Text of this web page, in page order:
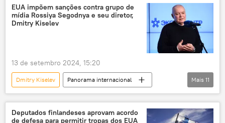
Tesouro
Rossiya Segodnya
Rússia
Sputnik
Washington
EUA impõem sanções contra grupo de
mídia Rossiya Segodnya e seu diretor,
Dmitry Kiselev
13 de setembro 2024, 15:20
Dmitry Kiselev
Panorama internacional
Rússia
Américas
Estados Unidos
Rossiya Segodnya
Maria Zakharova
Mais 11
Deputados finlandeses aprovam acordo
de defesa para permitir tropas dos EUA